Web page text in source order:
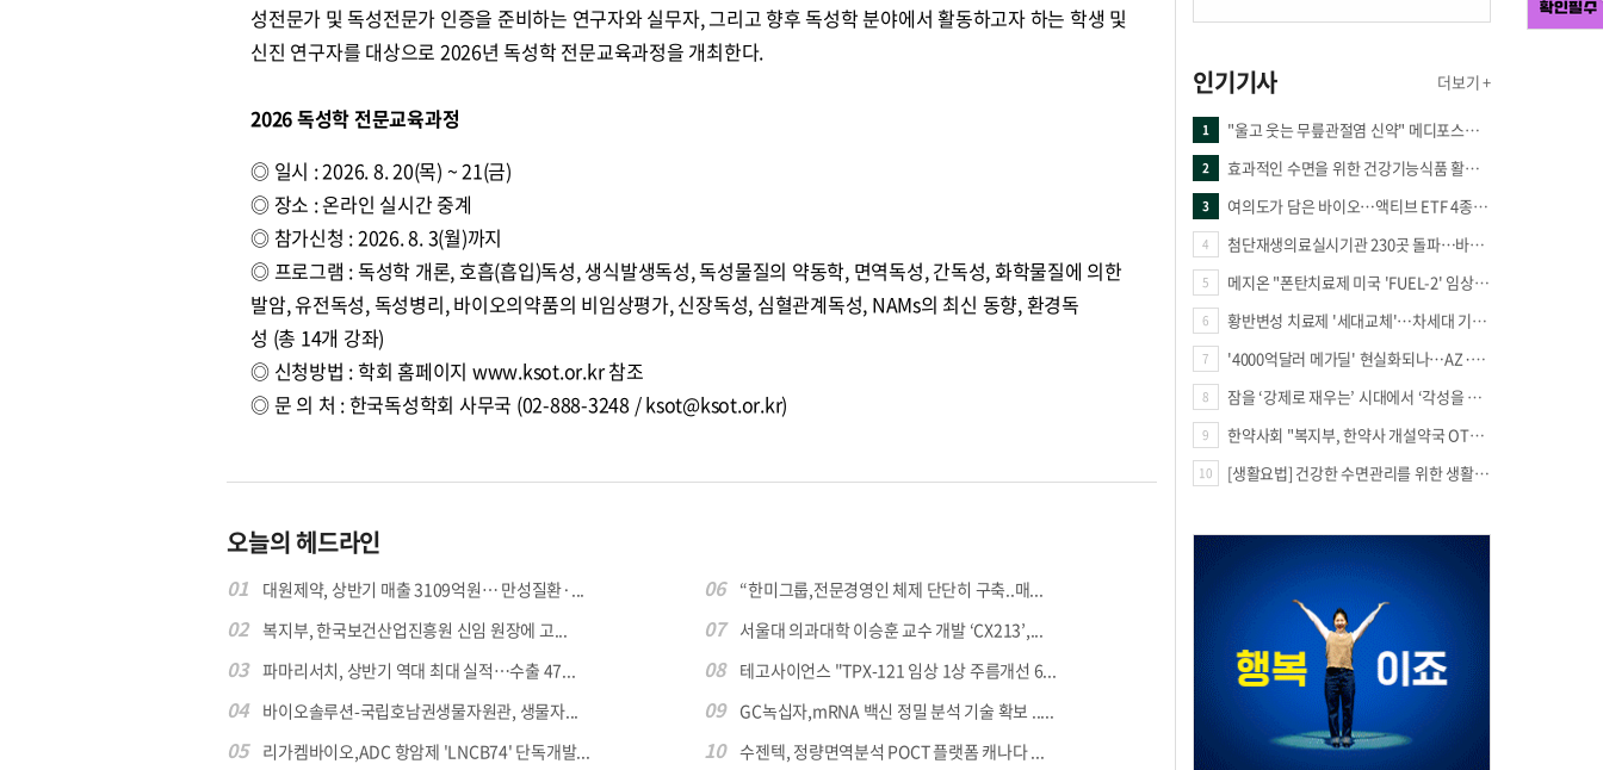
성전문가 및 독성전문가 인증을 준비하는 연구자와 실무자, 그리고 향후 독성학 분야에서 활동하고자 하는 학생 및
신진 연구자를 대상으로 2026년 독성학 전문교육과정을 개최한다.
2026 독성학 전문교육과정
◎ 일시 : 2026. 8. 20(목) ~ 21(금)
◎ 장소 : 온라인 실시간 중계
◎ 참가신청 : 2026. 8. 3(월)까지
◎ 프로그램 : 독성학 개론, 호흡(흡입)독성, 생식발생독성, 독성물질의 약동학, 면역독성, 간독성, 화학물질에 의한
발암, 유전독성, 독성병리, 바이오의약품의 비임상평가, 신장독성, 심혈관계독성, NAMs의 최신 동향, 환경독
성 (총 14개 강좌)
◎ 신청방법 : 학회 홈페이지 www.ksot.or.kr 참조
◎ 문 의 처 : 한국독성학회 사무국 (02-888-3248 / ksot@ksot.or.kr)
오늘의 헤드라인
01 대원제약, 상반기 매출 3109억원… 만성질환·...
02 복지부, 한국보건산업진흥원 신임 원장에 고...
03 파마리서치, 상반기 역대 최대 실적…수출 47...
04 바이오솔루션-국립호남권생물자원관, 생물자...
05 리가켐바이오,ADC 항암제 'LNCB74' 단독개발...
06 “한미그룹,전문경영인 체제 단단히 구축..매...
07 서울대 의과대학 이승훈 교수 개발 ‘CX213’,...
08 테고사이언스 "TPX-121 임상 1상 주름개선 6...
09 GC녹십자,mRNA 백신 정밀 분석 기술 확보 .....
10 수젠텍, 정량면역분석 POCT 플랫폼 캐나다 ...
인기기사 더보기 +
1 "울고 웃는 무릎관절염 신약" 메디포스트·강스템·네이처셀 전진, 코오롱티슈진 반전 과제
2 효과적인 수면을 위한 건강기능식품 활용법
3 여의도가 담은 바이오…액티브 ETF 4종의 선택은
4 첨단재생의료실시기관 230곳 돌파…바이오 새 시장 꿈틀
5 메지온 "폰탄치료제 미국 'FUEL-2' 임상 프로토콜 영국 승인"
6 황반변성 치료제 '세대교체'…차세대 기전 경쟁 본격화
7 '4000억달러 메가딜' 현실화되나…AZ·BMS 합병설에 글로벌 제약업계 촉각
8 잠을 ‘강제로 재우는’ 시대에서 ‘각성을 낮추는’ 시대로
9 한약사회 "복지부, 한약사 개설약국 OTC 공급 방해 더는 방관 말아야"
10 [생활요법] 건강한 수면관리를 위한 생활요법